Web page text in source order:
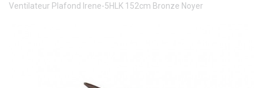
Ventilateur Plafond Irene-5HLK 152cm Bronze Noyer